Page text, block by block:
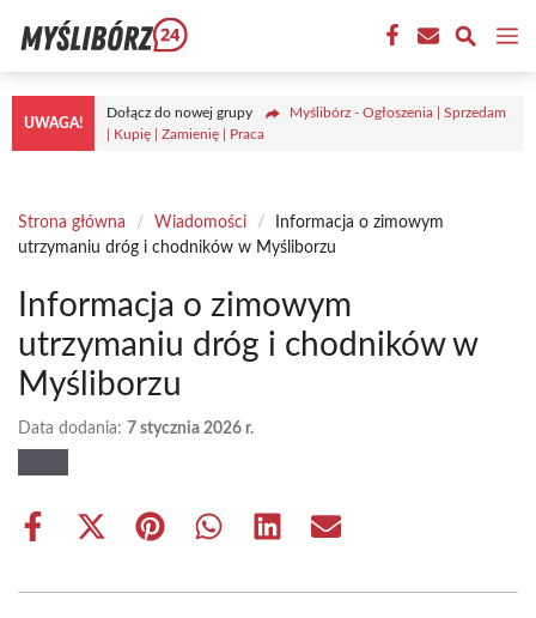
treści
UWAGA!
Dołącz do nowej grupy
Myślibórz - Ogłoszenia | Sprzedam
| Kupię | Zamienię | Praca
Strona główna / Wiadomości /
Informacja o zimowym
utrzymaniu dróg i chodników w Myśliborzu
Informacja o zimowym
utrzymaniu dróg i chodników w
Myśliborzu
Data dodania: 7 stycznia 2026 r.
Share
Share
(Twitter)
Share Share Share Share